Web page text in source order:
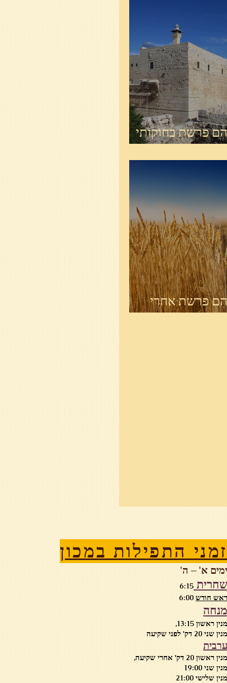
פרשת בחוקותי
חיי אברהם פרשת אחרי
זמני התפילות במכון
ימים א' – ה'
שחרית 6:15
ראש חודש
מנחה
מנין ראשון 13:15,
מנין שני 20 דק' לפני שקיעה
ערבית
מנין ראשון 20 דק' אחרי שקיעה,
מנין שני 19:00
מנין שלישי 21:00